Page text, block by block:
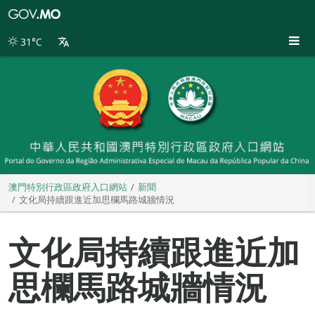
別
31°C
澳門特別行政區政府入口網站
新聞
文化局持續跟進近加思欄馬路城牆情況
文化局持續跟進近加
思欄馬路城牆情況